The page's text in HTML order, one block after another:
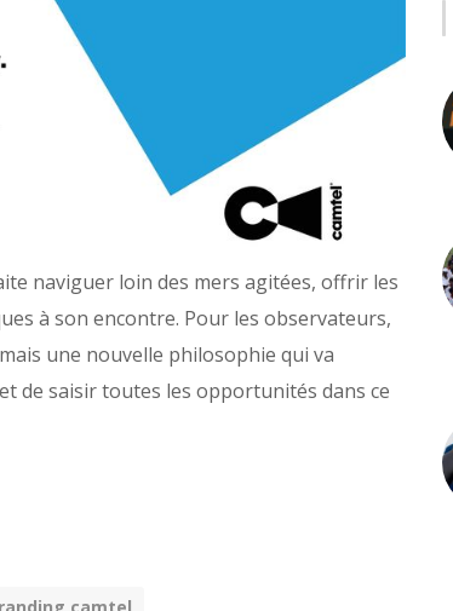
naviguer loin des mers agitées, offrir les
à son encontre. Pour les observateurs,
une nouvelle philosophie qui va
de saisir toutes les opportunités dans ce